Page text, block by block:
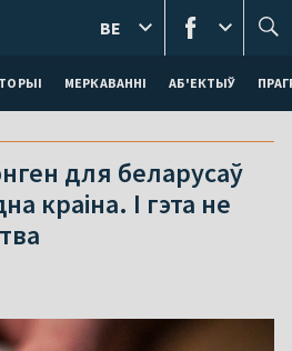
МЕРКАВАННI АБ'ЕКТЫЎ
BE
для беларусаў
краіна. І гэта не